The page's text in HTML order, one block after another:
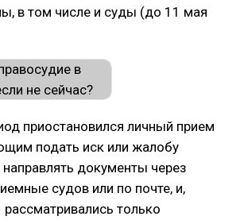
в том числе и суды (до 11 мая
приостановился личный прием
подать иск или жалобу
документы через
судов или по почте, и,
только